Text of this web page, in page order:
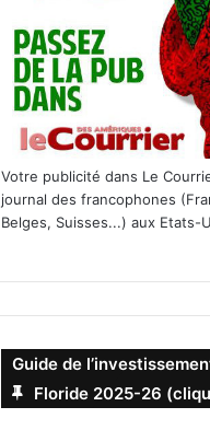
Votre publicité dans Le
journal des francophones
Belges, Suisses...) aux Etats-
Guide de
Floride 2025-26